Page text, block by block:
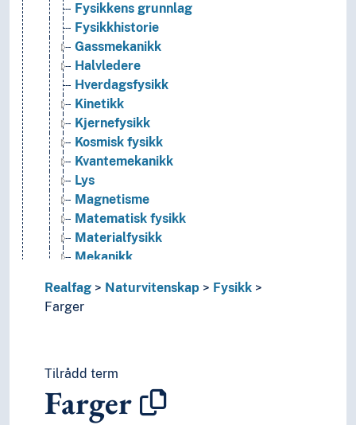
Fysikkens grunnlag
Fysikkhistorie
Gassmekanikk
Halvledere
Hverdagsfysikk
Kinetikk
Kjernefysikk
Kosmisk fysikk
Kvantemekanikk
Lys
Magnetisme
Matematisk fysikk
Materialfysikk
Mekanikk
Moderne fysikk
Måleenheter
Plasmafysikk
Populærfysikk
Relativitetsteorien
Realfag Naturvitenskap
Fysikk
Farger
Tilrådd term
Farger